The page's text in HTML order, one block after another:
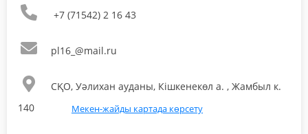
+7 (71542) 2 16 43
pl16_@mail.ru
СҚО, Уәлихан ауданы, Кішкенекөл а. , Жамбыл к.
140
Мекен-жайды картада көрсету